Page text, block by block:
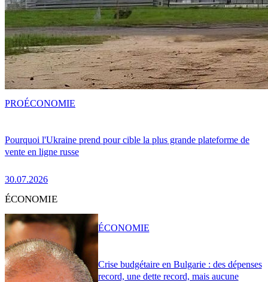
Pourquoi l'Ukraine prend pour cible la plus grande plateforme de
vente en ligne russe
30.07.2026
PROÉCONOMIE
ÉCONOMIE
Crise budgétaire en Bulgarie : des dépenses
record, une dette record, mais aucune
ÉCONOMIE